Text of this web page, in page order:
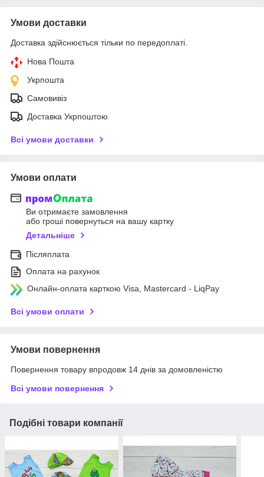
Умови доставки
Доставка здійснюється тільки по передоплаті.
Нова Пошта
Укрпошта
Самовивіз
Доставка Укрпоштою
Всі умови доставки
Умови оплати
Ви отримаєте замовлення
або гроші повернуться на вашу картку
Детальніше
Післяплата
Оплата на рахунок
Онлайн-оплата карткою Visa, Mastercard - LiqPay
Всі умови оплати
Умови повернення
Повернення товару впродовж 14 днів за домовленістю
Всі умови повернення
Подібні товари компанії